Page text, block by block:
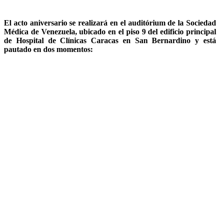
El acto aniversario se realizará en el auditórium de la Sociedad
Médica de Venezuela, ubicado en el piso 9 del edificio principal
de Hospital de Clínicas Caracas en San Bernardino y está
pautado en dos momentos: